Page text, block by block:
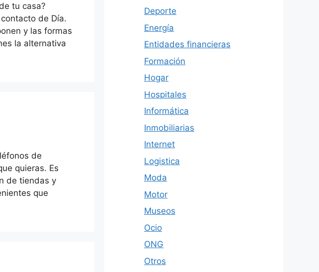
tu casa?
de Día.
y las formas
la alternativa
de
quieras. Es
de tiendas y
que
Deporte
Energía
Entidades financieras
Formación
Hogar
Hospitales
Informática
Inmobiliarias
Internet
Logistica
Moda
Motor
Museos
Ocio
ONG
Otros